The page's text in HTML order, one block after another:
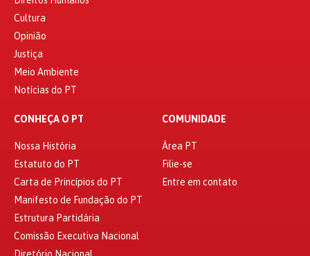
Cultura
Opinião
Justiça
Meio Ambiente
Notícias do PT
CONHEÇA O PT
Nossa História
Estatuto do PT
Carta de Princípios do PT
Manifesto de Fundação do PT
Estrutura Partidária
Comissão Executiva Nacional
Diretório Nacional
COMUNIDADE
Área PT
Filie-se
Entre em contato